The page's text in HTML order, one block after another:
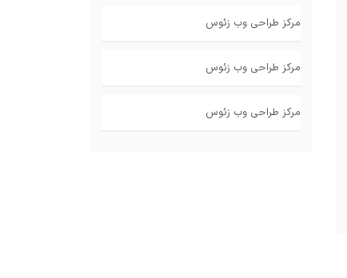
مرکز طراحی وب زئوس
مرکز طراحی وب زئوس
مرکز طراحی وب زئوس